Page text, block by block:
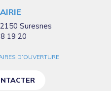
Instagram
Linkedin
Suresnes
19 20
D’OUVERTURE